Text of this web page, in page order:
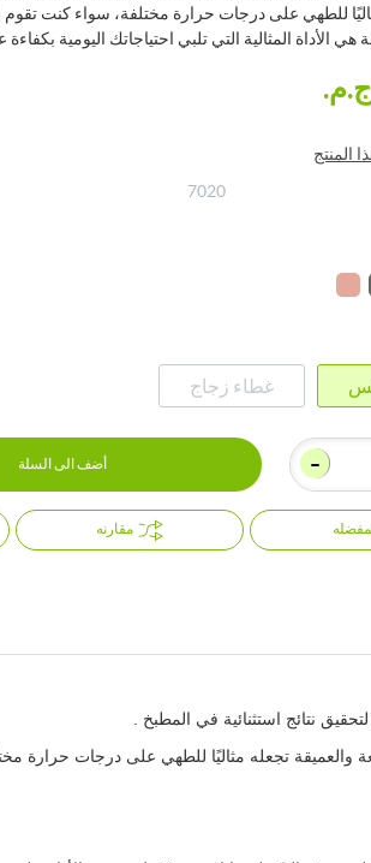
للطهي على درجات حرارة مختلفة، سواء كنت تقوم
هي الأداة المثالية التي تلبي احتياجاتك اليومية بكفاءة
المنتج
7020
غطاء زجاج
- أضف الى السلة
مقارنه
والعميقة تجعله مثاليًا للطهي على درجات حرارة